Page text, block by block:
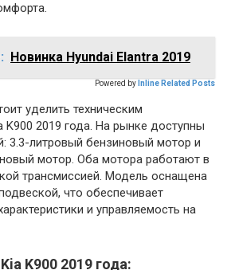
Новинка Hyundai Elantra 2019
Powered by Inline Related Posts
уделить техническим
K900 2019 года. На рынке доступны
3.3-литровый бензиновый мотор и
мотор. Оба мотора работают в
трансмиссией. Модель оснащена
что обеспечивает
и управляемость на
K900 2019 года: